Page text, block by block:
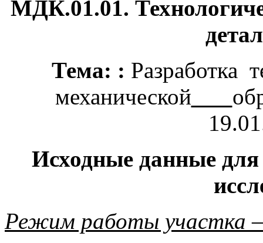
МДК.01.01.
Тема: : Разработка
механической
Исходные данные
Режим работы участка –